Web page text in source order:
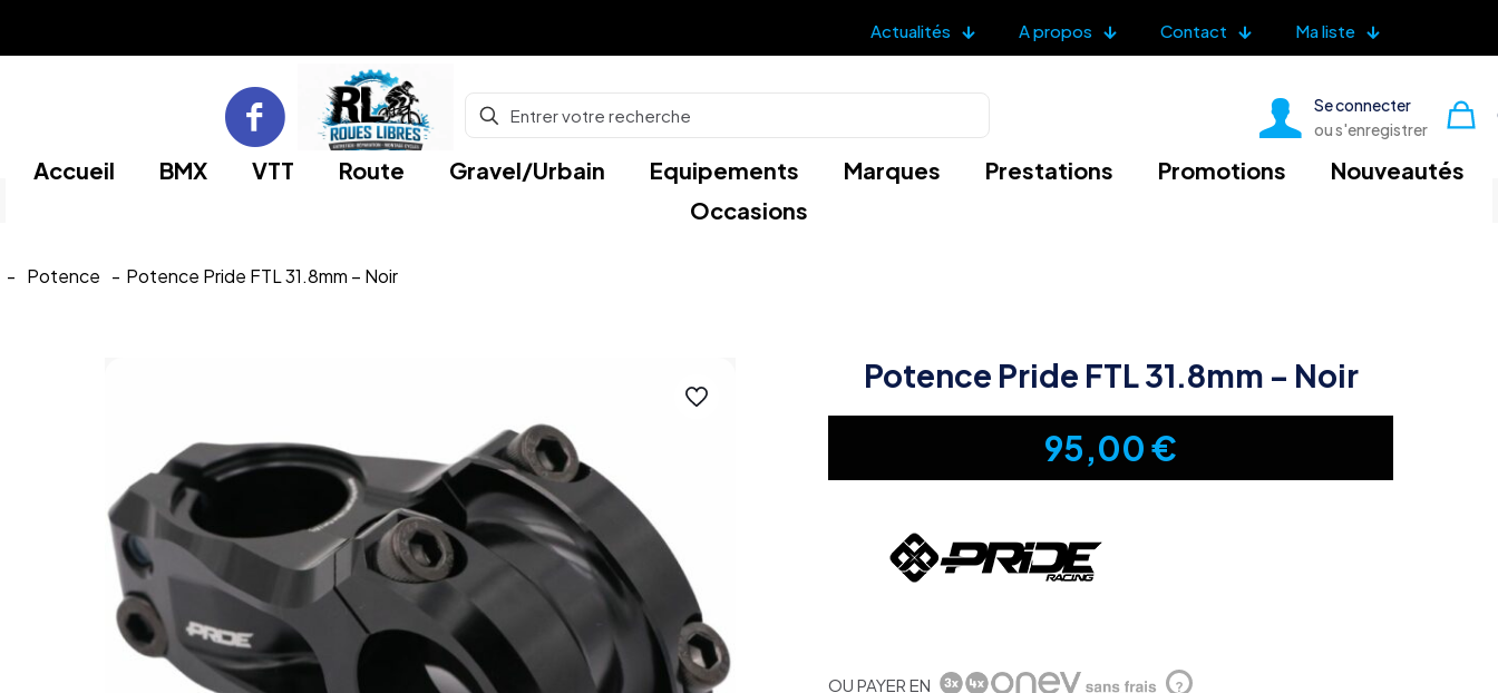
Actualités A propos Contact Ma liste
Se connecter
ou s'enregistrer
Accueil BMX VTT Route Gravel/Urbain Equipements Marques Prestations Promotions
Nouveautés
Occasions
- Potence - Potence Pride FTL 31.8mm – Noir
Potence Pride FTL 31.8mm – Noir
95,00€
OU PAYER EN ?